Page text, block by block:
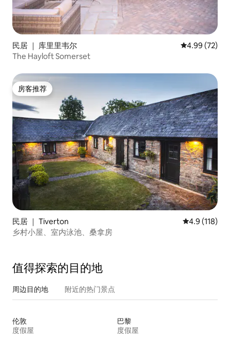
民居 ｜ 库里里韦尔 平均评分
4.99 (72)
The Hayloft Somerset
房客推荐
房客推荐
民居 ｜ Tiverton 平均评分 4.9
4.9 (118)
乡村小屋、室内泳池、桑拿房
值得探索的目的地
周边目的地 附近的热门景点
伦敦
度假屋
巴黎
度假屋